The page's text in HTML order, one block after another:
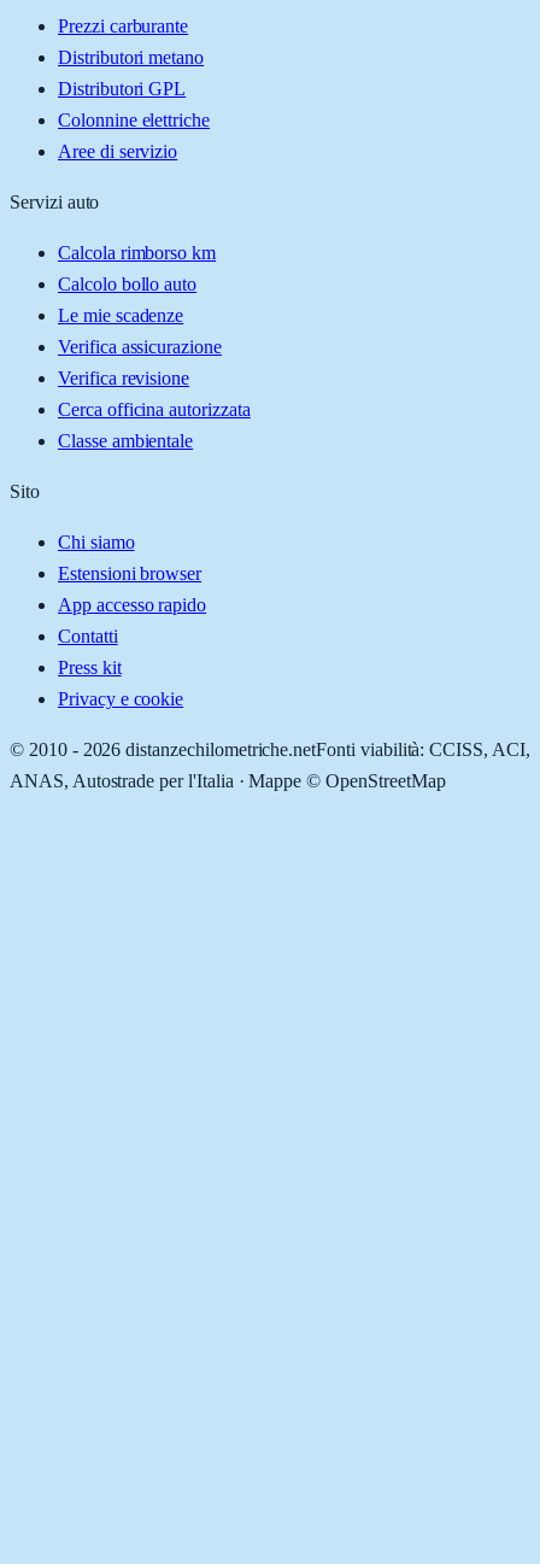
Prezzi carburante
Distributori metano
Distributori GPL
Colonnine elettriche
Aree di servizio
Servizi auto
Calcola rimborso km
Calcolo bollo auto
Le mie scadenze
Verifica assicurazione
Verifica revisione
Cerca officina autorizzata
Classe ambientale
Sito
Chi siamo
Estensioni browser
App accesso rapido
Contatti
Press kit
Privacy e cookie
© 2010 - 2026 distanzechilometriche.netFonti viabilità: CCISS, ACI,
ANAS, Autostrade per l'Italia · Mappe © OpenStreetMap